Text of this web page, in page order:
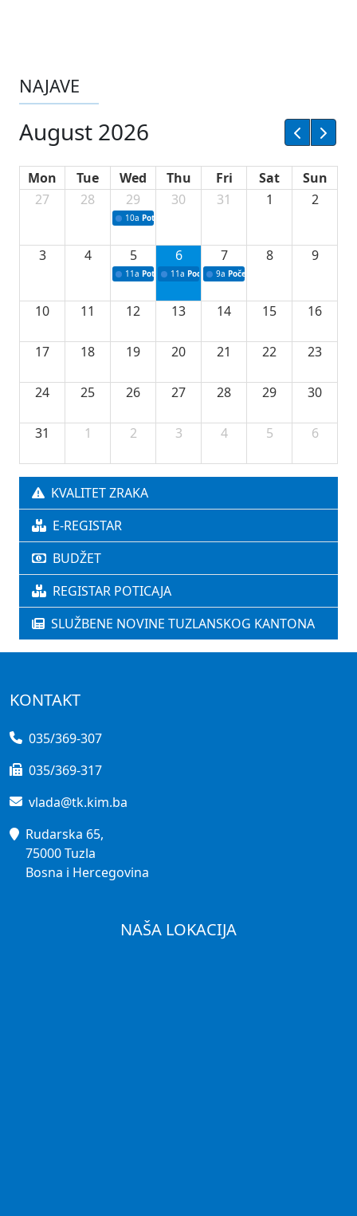
NAJAVE
August 2026
Mon Tue Wed Thu Fri Sat
Sun
27
28 29
10a Potpisivanje ugovora sa neprofitnim
30 31 1 2
3 4 5
11a Potpisivanje ugovora o stipendijama za
6
11a Podrška razvoju vodne infrastrukture u
7
9a Početak izgradnje nove
8 9
10 11 12 13 14 15 16
17 18 19 20 21 22 23
24 25 26 27 28 29 30
31 1 2 3 4 5 6
KVALITET ZRAKA
E-REGISTAR
BUDŽET
REGISTAR POTICAJA
SLUŽBENE NOVINE TUZLANSKOG KANTONA
KONTAKT
035/369-307
035/369-317
vlada@tk.kim.ba
Rudarska 65,
75000 Tuzla
Bosna i Hercegovina
NAŠA LOKACIJA